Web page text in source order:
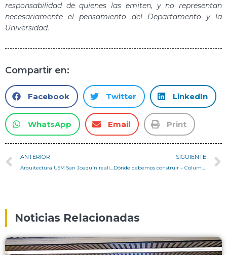
responsabilidad de quienes las emiten, y no representan
necesariamente el pensamiento del Departamento y la
Universidad.
Compartir en:
Facebook Twitter LinkedIn
WhatsApp Email Print
ANTERIOR SIGUIENTE
Noticias Relacionadas